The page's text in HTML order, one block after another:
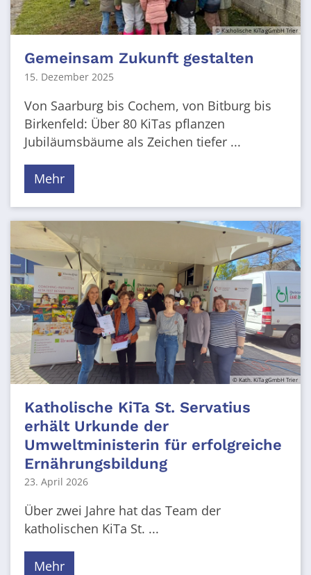
© Katholische KiTa gGmbH Trier
Gemeinsam Zukunft gestalten
15. Dezember 2025
Von Saarburg bis Cochem, von Bitburg bis
Birkenfeld: Über 80 KiTas pflanzen
Jubiläumsbäume als Zeichen tiefer ...
Mehr
© Kath. KiTa gGmbH Trier
Katholische KiTa St. Servatius
erhält Urkunde der
Umweltministerin für erfolgreiche
Ernährungsbildung
23. April 2026
Über zwei Jahre hat das Team der
katholischen KiTa St. ...
Mehr